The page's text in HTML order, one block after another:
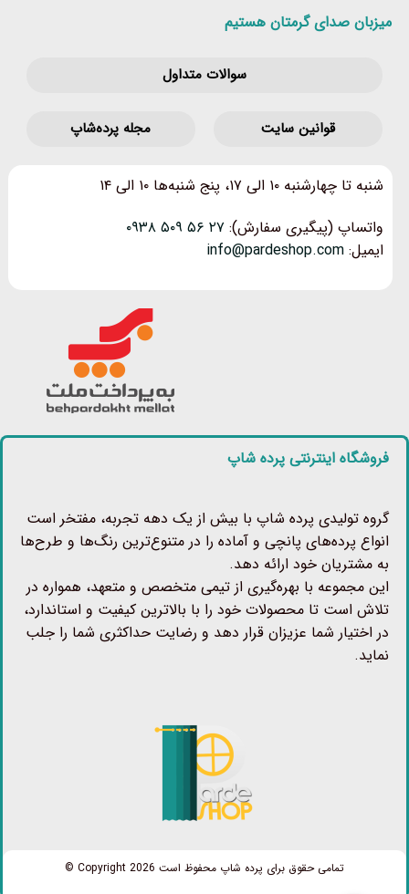
میزبان صدای گرمتان هستیم
سوالات متداول
قوانین‌ سایت مجله پرده‌شاپ
شنبه تا چهارشنبه ۱۰ الی ۱۷، پنج شنبه‌ها ۱۰ الی ۱۴
واتساپ (پیگیری سفارش): ۲۷ ۵۶ ۵۰۹ ۰۹۳۸
ایمیل: info@pardeshop.com
فروشگاه اینترنتی پرده شاپ
گروه تولیدی پرده شاپ با بیش از یک دهه تجربه، مفتخر است
انواع پرده‌های پانچی و آماده را در متنوع‌ترین رنگ‌ها و طرح‌ها
به مشتریان خود ارائه دهد.
این مجموعه با بهره‌گیری از تیمی متخصص و متعهد، همواره در
تلاش است تا محصولات خود را با بالاترین کیفیت و استاندارد،
در اختیار شما عزیزان قرار دهد و رضایت حداکثری شما را جلب
نماید.
تمامی حقوق برای پرده شاپ محفوظ است Copyright 2026 ©